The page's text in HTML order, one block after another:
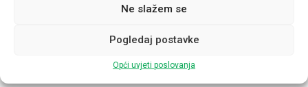
Ne slažem se
Pogledaj postavke
Opći uvjeti poslovanja
Povezani proizvodi